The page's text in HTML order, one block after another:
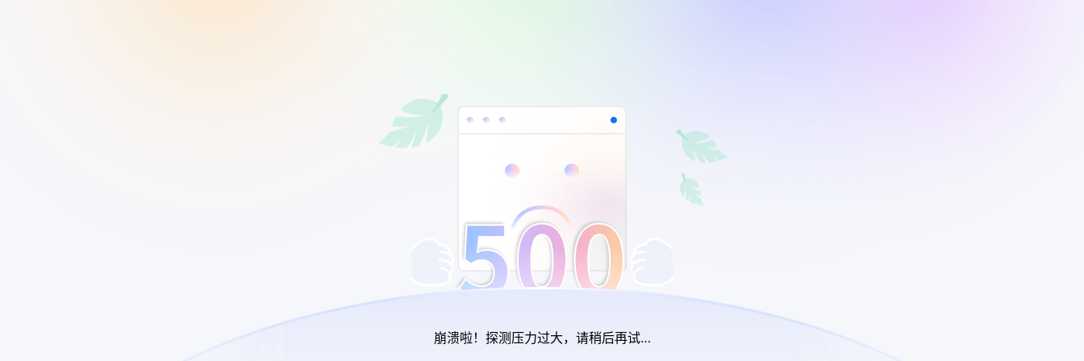
崩溃啦！探测压力过大，请稍后再试…